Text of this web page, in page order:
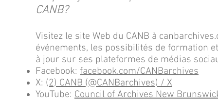
CANB?
Visitez le site Web du CANB à
événements, les possibilités de formation
à jour sur ses plateformes de médias
Facebook: facebook.com/CANBarchives
X: (2) CANB (@CANBarchives) / X
YouTube: Council of Archives New